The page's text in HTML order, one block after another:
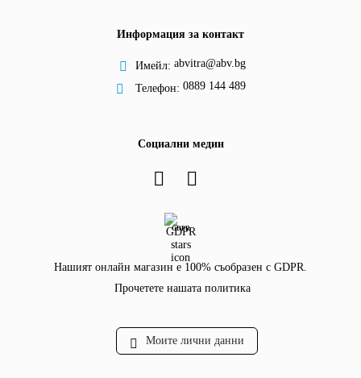
Информация за контакт
Имейл: abvitra@abv.bg
Телефон: 0889 144 489
Социални медии
GDPR
Нашият онлайн магазин е 100% съобразен с GDPR.
Прочетете нашата политика
Моите лични данни